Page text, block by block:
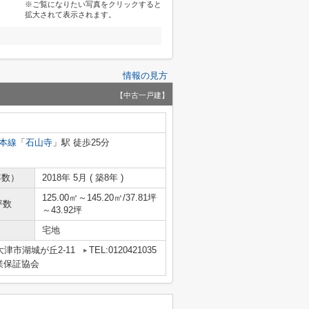
※ご覧になりたい写真をクリックすると
拡大されて表示されます。
情報の見方
【中古一戸建】
線 「 石山寺 」駅 徒歩25分
） 2018年 5月 ( 築8年 )
数
125.00㎡～145.20㎡/37.81坪
～43.92坪
宅地
津市湖城が丘2-11
TEL:0120421035
保証協会